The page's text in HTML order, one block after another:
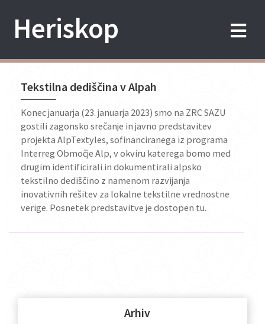
Heriskop
Tekstilna dediščina v Alpah
Konec januarja (23. januarja 2023) smo na ZRC SAZU
gostili zagonsko srečanje in javno predstavitev
projekta AlpTextyles, sofinanciranega iz programa
Interreg Območje Alp, v okviru katerega bomo med
drugim identificirali in dokumentirali alpsko
tekstilno dediščino z namenom razvijanja
inovativnih rešitev za lokalne tekstilne vrednostne
verige. Posnetek predstavitve je dostopen tu.
Arhiv